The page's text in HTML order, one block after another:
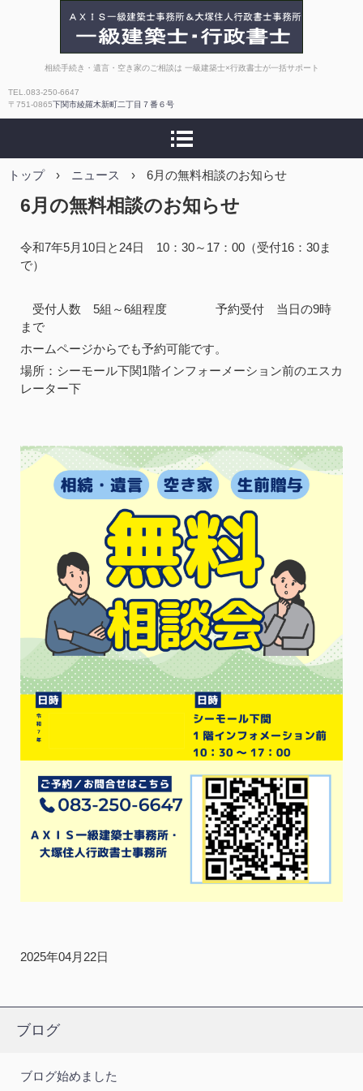
AXIS一級建築士事務所
｜大塚住人行政書士事
務所【相続・補助金・
許認可】
相続手続き・遺言・空き家のご相談は 一級建築士×行政書士が一括サポート
TEL.083-250-6647
〒751-0865下関市綾羅木新町二丁目７番６号
トップ › ニュース › 6月の無料相談のお知らせ
6月の無料相談のお知らせ
令和7年5月10日と24日 10：30～17：00（受付16：30ま
で）
受付人数 5組～6組程度 予約受付 当日の9時
まで
ホームページからでも予約可能です。
場所：シーモール下関1階インフォーメーション前のエスカ
レーター下
2025年04月22日
ブログ
ブログ始めました